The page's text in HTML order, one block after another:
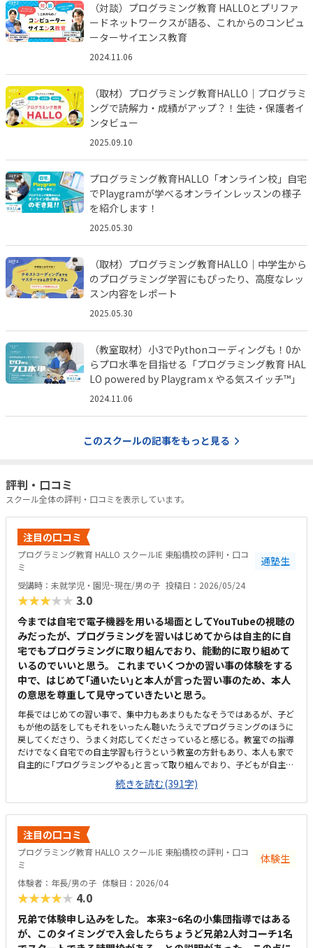
（対談）プログラミング教育 HALLOとプリファ
ードネットワークスが語る、これからのコンピュ
ーターサイエンス教育
2024.11.06
（取材）プログラミング教育HALLO｜プログラミ
ングで読解力・成績がアップ？！生徒・保護者イ
ンタビュー
2025.09.10
プログラミング教育HALLO「オンライン校」自宅
でPlaygramが学べるオンラインレッスンの様子
を紹介します！
2025.05.30
（取材）プログラミング教育HALLO｜中学生から
のプログラミング学習にもぴったり、高度なレッ
スン内容をレポート
2025.05.30
（教室取材）小3でPythonコーディングも！0か
らプロ水準を目指せる「プログラミング教育 HAL
LO powered by Playgram x やる気スイッチ™️」
2024.11.06
このスクールの記事をもっと見る
評判・口コミ
スクール全体の評判・口コミを表示しています。
注目の口コミ
プログラミング教育 HALLO スクールIE 東船橋校の評判・口コ
ミ
通塾生
受講時：未就学児・園児~現在/男の子 投稿日：2026/05/24
★★★★★ 3.0
今までは自宅で電子機器を用いる場面としてYouTubeの視聴の
みだったが、プログラミングを習いはじめてからは自主的に自
宅でもプログラミングに取り組んでおり、能動的に取り組めて
いるのでいいと思う。 これまでいくつかの習い事の体験をする
中で、はじめて｢通いたい｣と本人が言った習い事のため、本人
の意思を尊重して見守っていきたいと思う。
年長ではじめての習い事で、集中力もあまりもたなそうではあるが、子ど
もが他の話をしてもそれをいったん聴いたうえでプログラミングのほうに
戻してくださり、うまく対応してくださっていると感じる。教室での指導
だけでなく自宅での自主学習も行うという教室の方針もあり、本人も家で
自主的に｢プログラミングやる｣と言って取り組んでおり、子どもが自主的
に取り組みたくなる教材だと感じる。駅からも程近く、駐輪場もあるため
通いやすいと思う。ただ、プログラミングHALLOを目的に来ると個別指導
スクールIEの看板しかないため、初回は少し迷ってしまった。プログラミ
ング教室と個別指導塾が同じ空間内で行われているため、プログラミング
中にまわりから数学や英語の指導の声が聞こえる。全体的に学習に集中で
きる環境だと思う。受講している子どもがまだ未就学児であるため、未就
学児のプログラミングとしては割高のように感じる。
続きを読む(391字)
注目の口コミ
プログラミング教育 HALLO スクールIE 東船橋校の評判・口コ
ミ
体験生
体験者：年長/男の子 体験日：2026/04
★★★★★ 4.0
兄弟で体験申し込みをした。 本来3~6名の小集団指導ではある
が、このタイミングで入会したらちょうど兄弟2人対コーチ1名